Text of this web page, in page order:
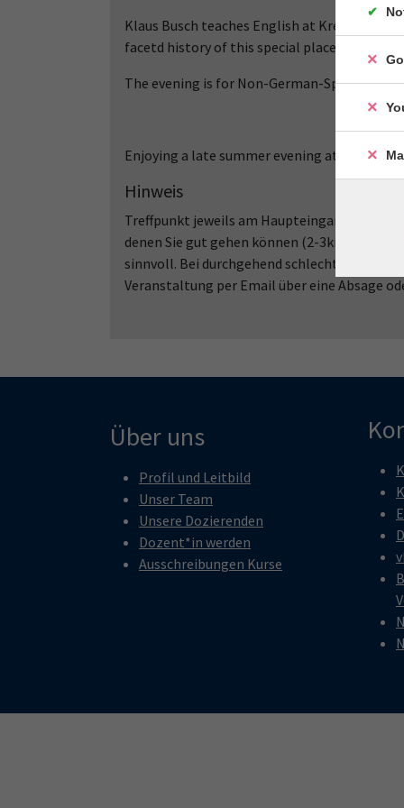
Klaus Busch teaches English at
facetd history of this special place and has
The evening is for Non-German-Speakers
Enjoying a late summer evening at this
Hinweis
Treffpunkt jeweils am Haupteingang,
denen Sie gut gehen können (2-3km). Je
sinnvoll. Bei durchgehend schlechtem
Veranstaltung per Email über eine Absage
Über uns
Profil und Leitbild
Unser Team
Unsere Dozierenden
Dozent*in werden
Ausschreibungen Kurse